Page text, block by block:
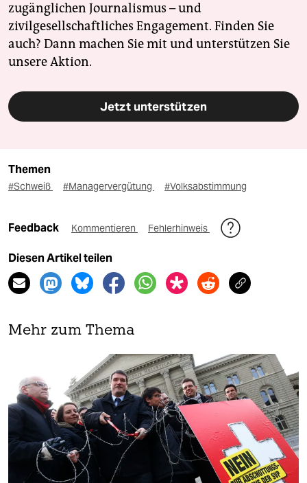
zugänglichen Journalismus – und
zivilgesellschaftliches Engagement. Finden Sie
auch? Dann machen Sie mit und unterstützen Sie
unsere Aktion.
Jetzt unterstützen
Themen
#Schweiß #Managervergütung #Volksabstimmung
Feedback Kommentieren Fehlerhinweis
Diesen Artikel teilen
Mehr zum Thema